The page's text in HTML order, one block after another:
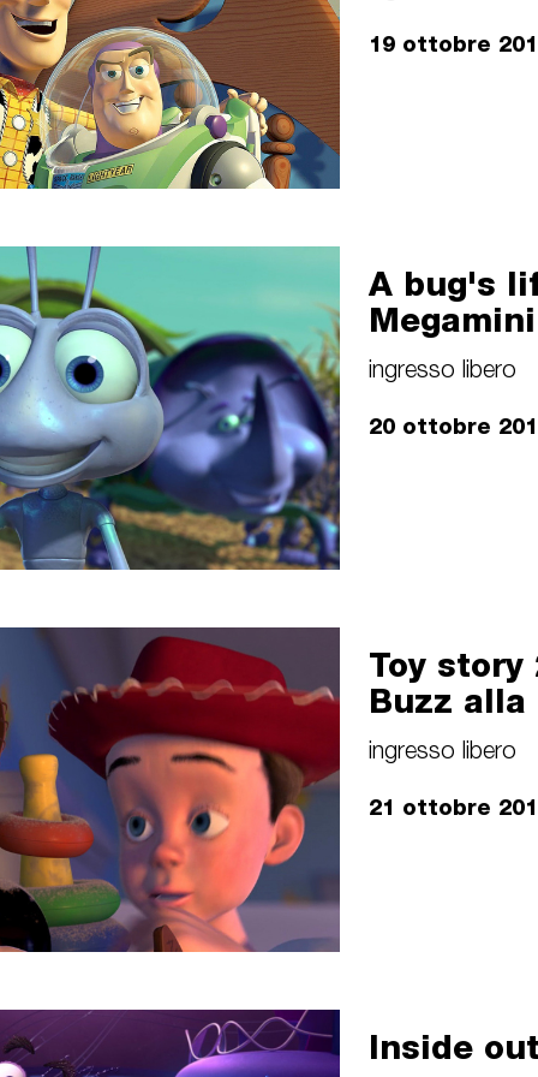
19 ottobre
A bug's
ingresso libero
20 ottobre
Toy story
Buzz
ingresso libero
21 ottobre
Inside